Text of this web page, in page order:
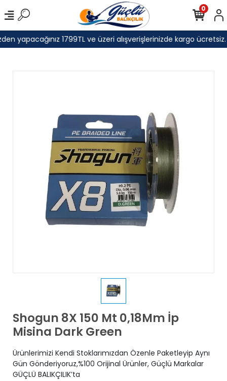
yapacağınız 1799TL ve üzeri alışverişlerinizde kargo ücretsiz.
0
Shogun 8X 150 Mt 0,18Mm İp
Misina Dark Green
Ürünlerimizi Kendi Stoklarımızdan Özenle Paketleyip Aynı
Gün Gönderiyoruz,%100 Orijinal Ürünler, Güçlü Markalar
GÜÇLÜ BALIKÇILIK’ta